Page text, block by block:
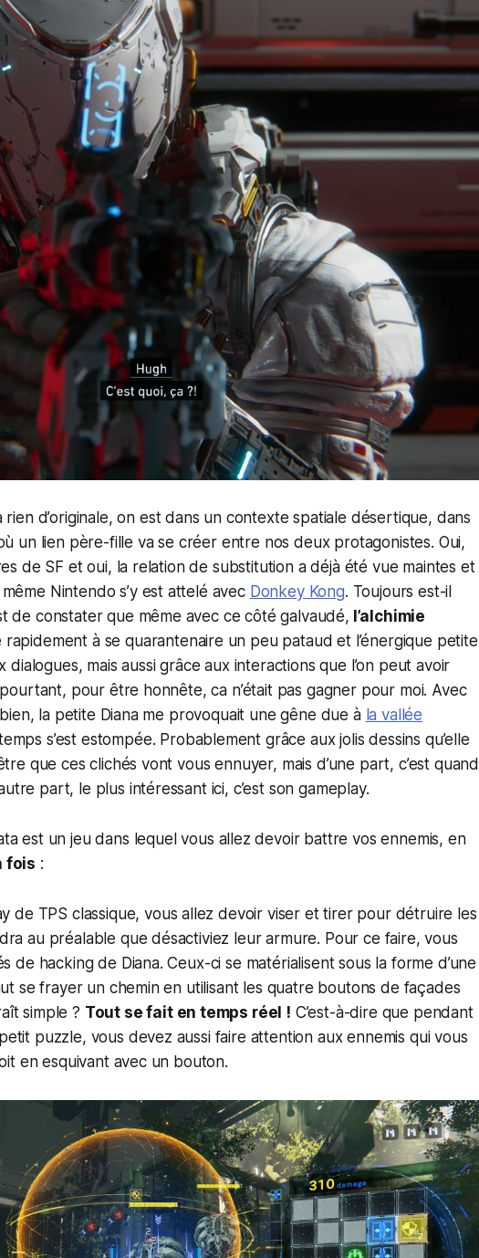
rien d’originale, on est dans un contexte spatiale désertique, dans
un lien père-fille va se créer entre nos deux protagonistes. Oui,
de SF et oui, la relation de substitution a déjà été vue maintes et
Nintendo s’y est attelé avec Donkey Kong. Toujours est-il
de constater que même avec ce côté galvaudé, l’alchimie
rapidement à se quarantenaire un peu pataud et l’énergique petite
dialogues, mais aussi grâce aux interactions que l’on peut avoir
pour être honnête, ca n’était pas gagner pour moi. Avec
la petite Diana me provoquait une gêne due à la vallée
s’est estompée. Probablement grâce aux jolis dessins qu’elle
que ces clichés vont vous ennuyer, mais d’une part, c’est quand
part, le plus intéressant ici, c’est son gameplay.
est un jeu dans lequel vous allez devoir battre vos ennemis, en
fois :
de TPS classique, vous allez devoir viser et tirer pour détruire les
au préalable que désactiviez leur armure. Pour ce faire, vous
de hacking de Diana. Ceux-ci se matérialisent sous la forme d’une
se frayer un chemin en utilisant les quatre boutons de façades
simple ? Tout se fait en temps réel ! C’est-à-dire que pendant
puzzle, vous devez aussi faire attention aux ennemis qui vous
en esquivant avec un bouton.